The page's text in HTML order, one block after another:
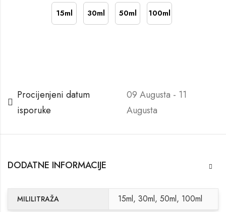
15ml 30ml 50ml 100ml
Procijenjeni datum
isporuke
09 Augusta - 11
Augusta
DODATNE INFORMACIJE
MILILITRAŽA 15ml, 30ml, 50ml, 100ml